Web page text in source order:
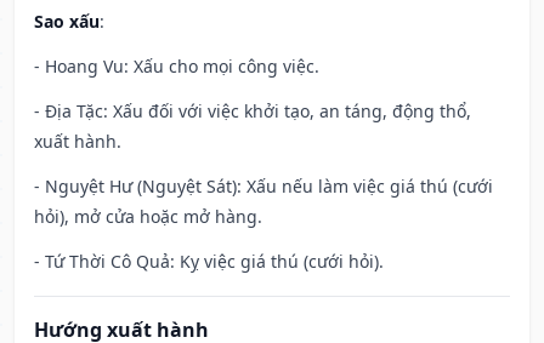
Sao xấu:
- Hoang Vu: Xấu cho mọi công việc.
- Địa Tặc: Xấu đối với việc khởi tạo, an táng, động thổ,
xuất hành.
- Nguyệt Hư (Nguyệt Sát): Xấu nếu làm việc giá thú (cưới
hỏi), mở cửa hoặc mở hàng.
- Tứ Thời Cô Quả: Kỵ việc giá thú (cưới hỏi).
Hướng xuất hành